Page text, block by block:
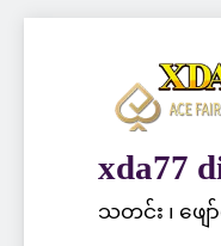
xda77
သတင်း ၊ ဖျေ